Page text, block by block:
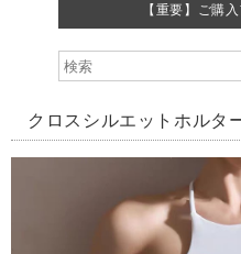
【重要】ご購
クロスシルエットホルタ